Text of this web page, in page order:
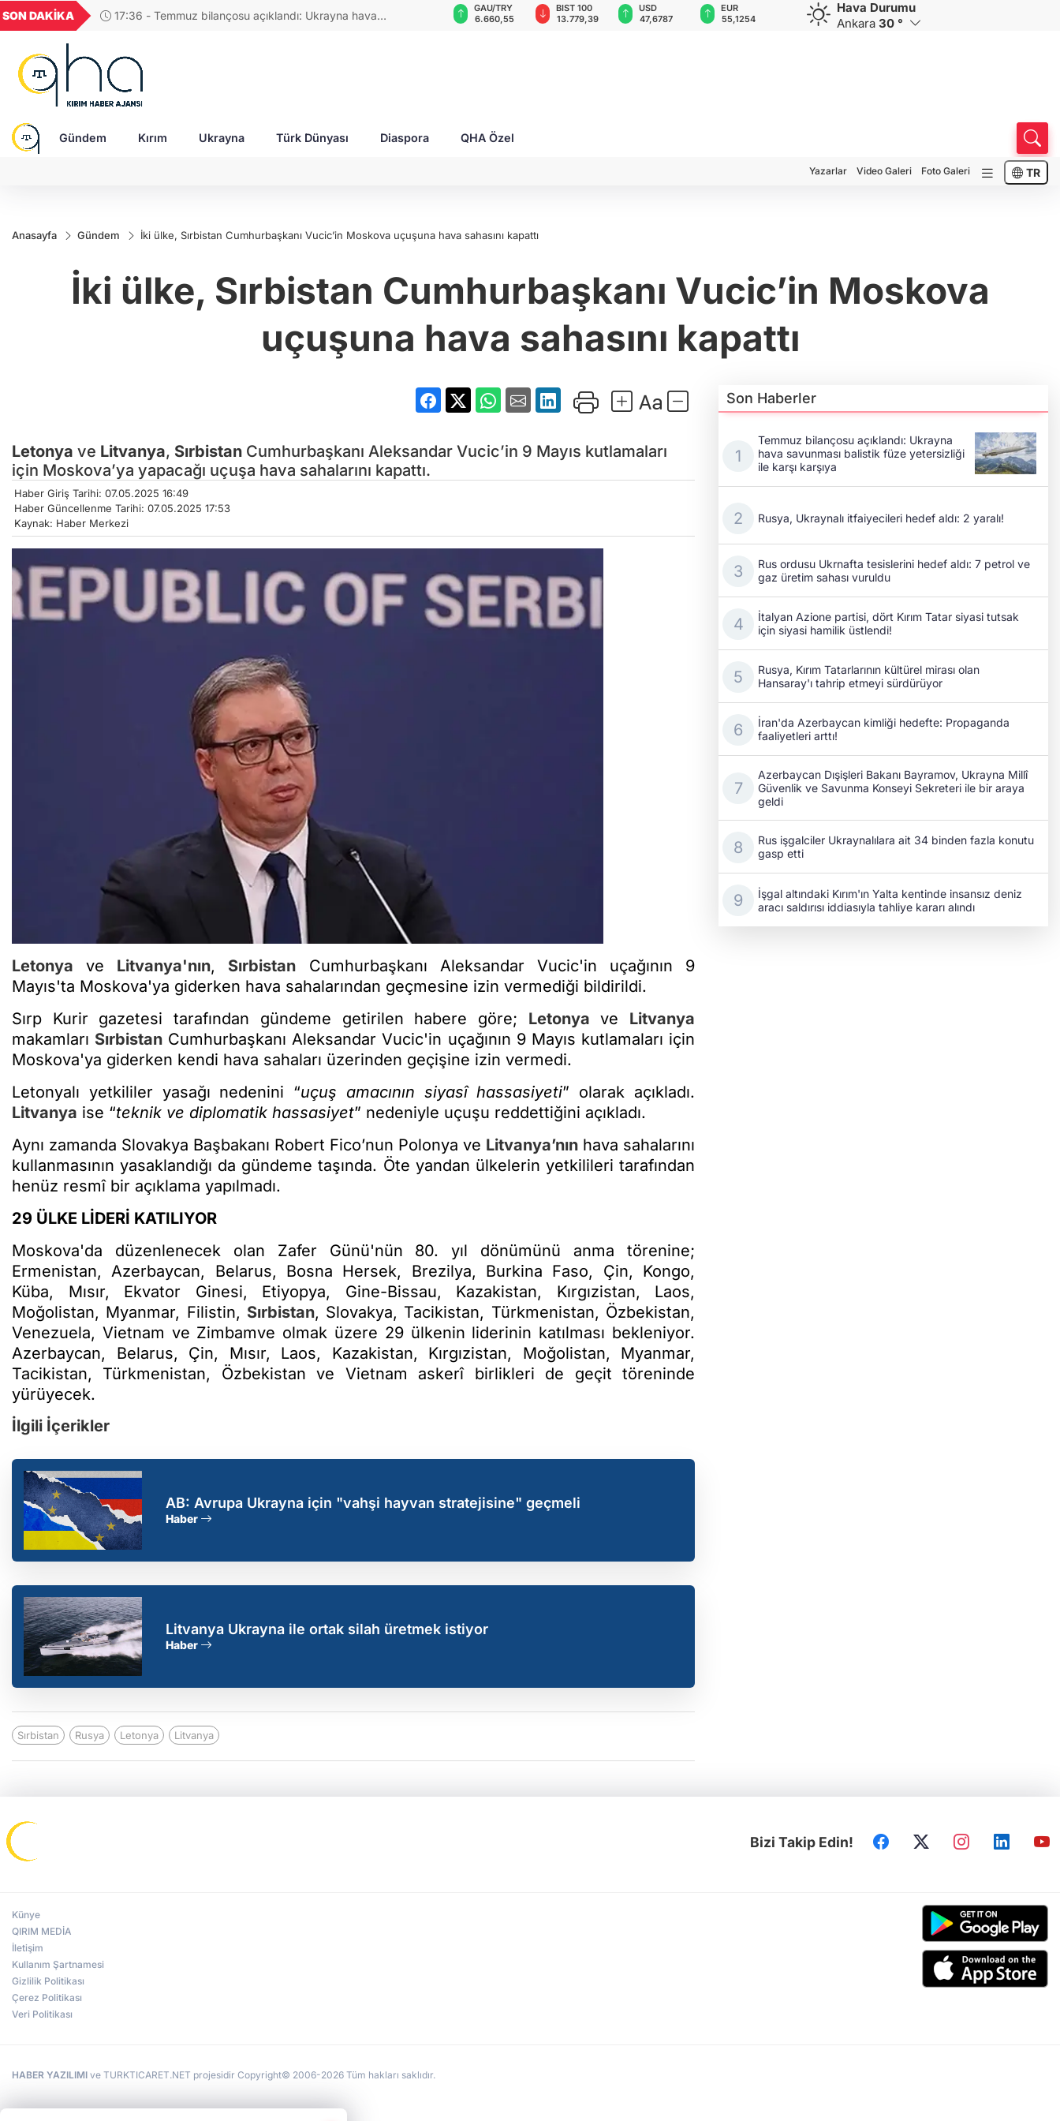
SON DAKİKA 17:48 - Rusya, Ukraynalı itfaiyecileri hedef aldı: 2 yaralı!
UYU
1,1849
18,2677
16,3788
27,9743
GAU/TRY
6.660,55
BIST 100
13.779,39
USD
47,6787
EUR
55,1254
GBP
64,3468
CHF
59,0083
Hava Durumu
Ankara 30 °
Gündem Kırım Ukrayna Türk Dünyası Diaspora QHA Özel
Yazarlar Video Galeri Foto Galeri TR
Anasayfa Gündem İki ülke, Sırbistan Cumhurbaşkanı Vucic’in Moskova uçuşuna hava sahasını kapattı
İki ülke, Sırbistan Cumhurbaşkanı Vucic’in Moskova
uçuşuna hava sahasını kapattı
Letonya ve Litvanya, Sırbistan Cumhurbaşkanı Aleksandar Vucic’in 9 Mayıs kutlamaları
için Moskova’ya yapacağı uçuşa hava sahalarını kapattı.
Haber Giriş Tarihi: 07.05.2025 16:49
Haber Güncellenme Tarihi: 07.05.2025 17:53
Kaynak: Haber Merkezi
Letonya ve Litvanya'nın, Sırbistan Cumhurbaşkanı Aleksandar Vucic'in uçağının 9
Mayıs'ta Moskova'ya giderken hava sahalarından geçmesine izin vermediği bildirildi.
Sırp Kurir gazetesi tarafından gündeme getirilen habere göre; Letonya ve Litvanya
makamları Sırbistan Cumhurbaşkanı Aleksandar Vucic'in uçağının 9 Mayıs kutlamaları için
Moskova'ya giderken kendi hava sahaları üzerinden geçişine izin vermedi.
Letonyalı yetkililer yasağı nedenini “uçuş amacının siyasî hassasiyeti” olarak açıkladı.
Litvanya ise “teknik ve diplomatik hassasiyet” nedeniyle uçuşu reddettiğini açıkladı.
Aynı zamanda Slovakya Başbakanı Robert Fico’nun Polonya ve Litvanya’nın hava sahalarını
kullanmasının yasaklandığı da gündeme taşında. Öte yandan ülkelerin yetkilileri tarafından
henüz resmî bir açıklama yapılmadı.
29 ÜLKE LİDERİ KATILIYOR
Moskova'da düzenlenecek olan Zafer Günü'nün 80. yıl dönümünü anma törenine;
Ermenistan, Azerbaycan, Belarus, Bosna Hersek, Brezilya, Burkina Faso, Çin, Kongo,
Küba, Mısır, Ekvator Ginesi, Etiyopya, Gine-Bissau, Kazakistan, Kırgızistan, Laos,
Moğolistan, Myanmar, Filistin, Sırbistan, Slovakya, Tacikistan, Türkmenistan, Özbekistan,
Venezuela, Vietnam ve Zimbamve olmak üzere 29 ülkenin liderinin katılması bekleniyor.
Azerbaycan, Belarus, Çin, Mısır, Laos, Kazakistan, Kırgızistan, Moğolistan, Myanmar,
Tacikistan, Türkmenistan, Özbekistan ve Vietnam askerî birlikleri de geçit töreninde
yürüyecek.
İlgili İçerikler
AB: Avrupa Ukrayna için "vahşi hayvan stratejisine" geçmeli
Haber
Litvanya Ukrayna ile ortak silah üretmek istiyor
Haber
Sırbistan Rusya Letonya Litvanya
Son Haberler
Temmuz bilançosu açıklandı: Ukrayna
hava savunması balistik füze yetersizliği
ile karşı karşıya
Rusya, Ukraynalı itfaiyecileri hedef aldı: 2 yaralı!
Rus ordusu Ukrnafta tesislerini hedef aldı: 7 petrol ve
gaz üretim sahası vuruldu
İtalyan Azione partisi, dört Kırım Tatar siyasi tutsak
için siyasi hamilik üstlendi!
Rusya, Kırım Tatarlarının kültürel mirası olan
Hansaray'ı tahrip etmeyi sürdürüyor
İran'da Azerbaycan kimliği hedefte: Propaganda
faaliyetleri arttı!
Azerbaycan Dışişleri Bakanı Bayramov, Ukrayna Millî
Güvenlik ve Savunma Konseyi Sekreteri ile bir araya
geldi
Rus işgalciler Ukraynalılara ait 34 binden fazla konutu
gasp etti
İşgal altındaki Kırım'ın Yalta kentinde insansız deniz
aracı saldırısı iddiasıyla tahliye kararı alındı
Bizi Takip Edin!
Künye
QIRIM MEDİA
İletişim
Kullanım Şartnamesi
Gizlilik Politikası
Çerez Politikası
Veri Politikası
HABER YAZILIMI ve TURKTICARET.NET projesidir Copyright© 2006-2026 Tüm hakları saklıdır.